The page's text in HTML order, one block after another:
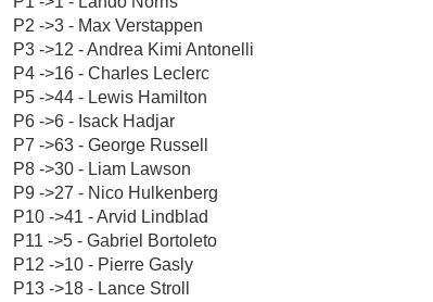
P2 ->3 - Max Verstappen
P3 ->12 - Andrea Kimi Antonelli
P4 ->16 - Charles Leclerc
P5 ->44 - Lewis Hamilton
P6 ->6 - Isack Hadjar
P7 ->63 - George Russell
P8 ->30 - Liam Lawson
P9 ->27 - Nico Hulkenberg
P10 ->41 - Arvid Lindblad
P11 ->5 - Gabriel Bortoleto
P12 ->10 - Pierre Gasly
P13 ->18 - Lance Stroll